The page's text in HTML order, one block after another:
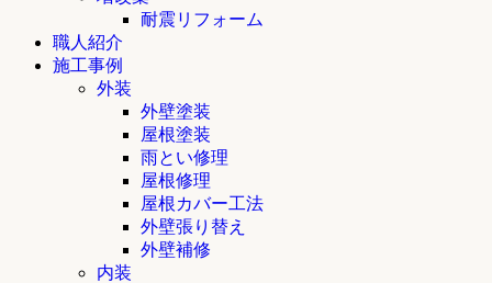
耐震リフォーム
職人紹介
施工事例
外装
外壁塗装
屋根塗装
雨とい修理
屋根修理
屋根カバー工法
外壁張り替え
外壁補修
内装